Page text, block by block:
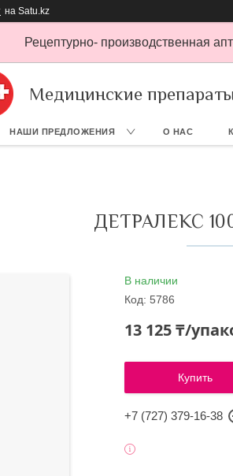
на Satu.kz
Рецептурно- производственная
Медицинские
НАШИ ПРЕДЛОЖЕНИЯ О НАС
ДЕТРАЛЕКС
В наличии
Код:5786
13 125 ₸/
Купить
+7 (727) 379-16-38